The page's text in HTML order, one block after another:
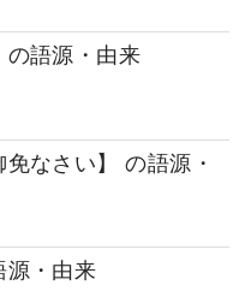
語源・由来
なさい】 の語源・
源・由来